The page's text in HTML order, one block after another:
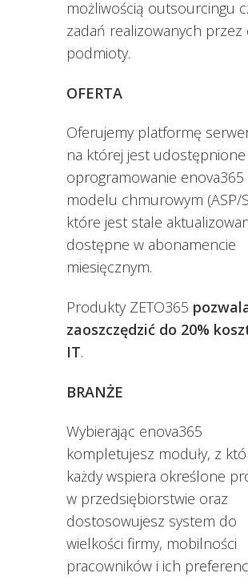
możliwością outsourcingu
zadań realizowanych przez
podmioty.
OFERTA
Oferujemy platformę
na której jest udostępnione
oprogramowanie enova365
modelu chmurowym (ASP/
które jest stale
dostępne w abonamencie
miesięcznym.
Produkty ZETO365
zaoszczędzić do 20%
IT.
BRANŻE
Wybierając enova365
kompletujesz moduły, z
każdy wspiera określone
w przedsiębiorstwie oraz
dostosowujesz system do
wielkości firmy, mobilności
pracowników i ich